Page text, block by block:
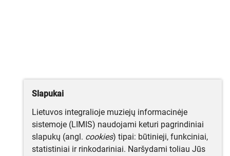
Slapukai
Lietuvos integralioje muziejų informacinėje
sistemoje (LIMIS) naudojami keturi pagrindiniai
slapukų (angl. cookies) tipai: būtinieji, funkciniai,
statistiniai ir rinkodariniai. Naršydami toliau Jūs